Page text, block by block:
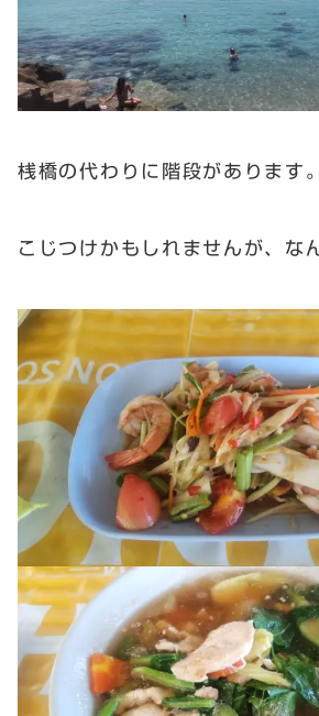
桟橋の代わりに階段があります。
こじつけかもしれませんが、な